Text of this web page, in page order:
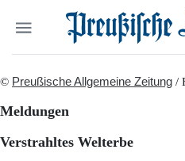
Suchen und finden
© Preußische Allgemeine Zeitung /
Meldungen
Verstrahltes Welterbe